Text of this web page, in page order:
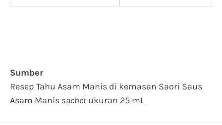
Sumber
Resep Tahu Asam Manis di kemasan Saori Saus
Asam Manis sachetukuran 25 mL